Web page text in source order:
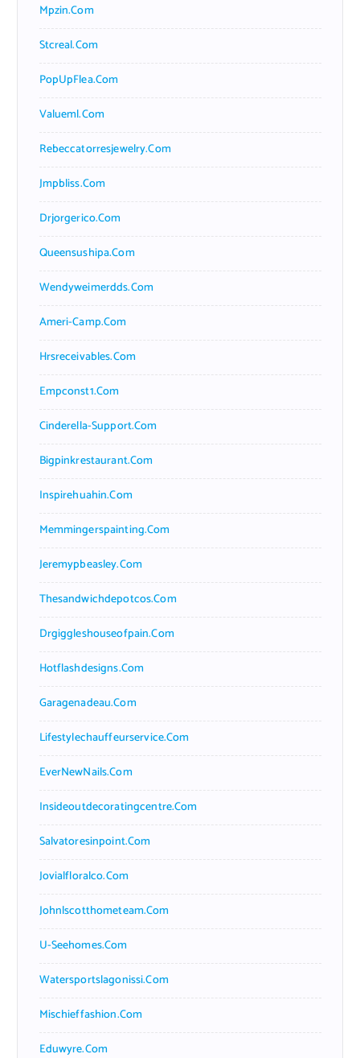
Mpzin.com
Stcreal.com
PopUpFlea.com
Valueml.com
Rebeccatorresjewelry.com
Jmpbliss.com
Drjorgerico.com
Queensushipa.com
Wendyweimerdds.com
Ameri-Camp.com
Hrsreceivables.com
Empconst1.com
Cinderella-Support.com
Bigpinkrestaurant.com
Inspirehuahin.com
Memmingerspainting.com
Jeremypbeasley.com
Thesandwichdepotcos.com
Drgiggleshouseofpain.com
Hotflashdesigns.com
Garagenadeau.com
Lifestylechauffeurservice.com
EverNewNails.com
Insideoutdecoratingcentre.com
Salvatoresinpoint.com
Jovialfloralco.com
Johnlscotthometeam.com
U-Seehomes.com
Watersportslagonissi.com
Mischieffashion.com
Eduwyre.com